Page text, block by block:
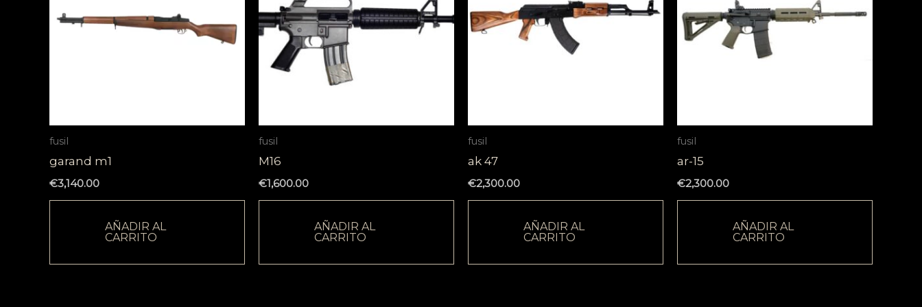
fusil
garand m1
€3,140.00
AÑADIR AL
CARRITO
fusil
M16
€1,600.00
AÑADIR AL
CARRITO
fusil
ak 47
€2,300.00
AÑADIR AL
CARRITO
fusil
ar-15
€2,300.00
AÑADIR AL
CARRITO